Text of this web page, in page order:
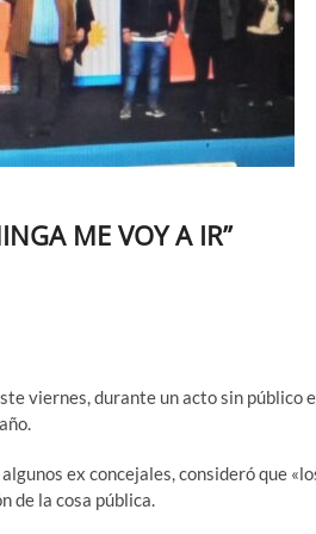
ME VOY A IR”
viernes, durante un acto sin público
ex concejales, consideró que
de la cosa pública.